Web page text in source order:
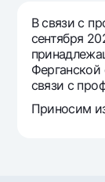
Для всех
Золотой
Золотые
UzCard/
Visa
Visa FIFA
Mastercard
Эскроу-
Тарифы
Акции
В связи с
сентября
Ферганской
связи с
Приносим